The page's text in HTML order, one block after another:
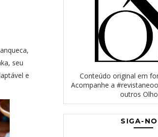
seu
e
Conteúdo original em
Acompanhe a
outros
SIGA-